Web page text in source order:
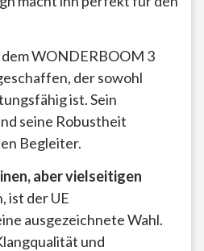
WONDERBOOM 3
der sowohl
ist. Sein
seine Robustheit
Begleiter.
aber vielseitigen
ist der UE
ausgezeichnete Wahl.
und